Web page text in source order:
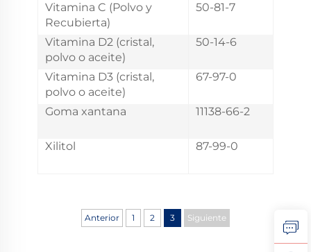
Vitamina C (Polvo y
Recubierta)
50-81-7
Vitamina D2 (cristal,
polvo o aceite)
50-14-6
Vitamina D3 (cristal,
polvo o aceite)
67-97-0
Goma xantana 11138-66-2
Xilitol 87-99-0
Anterior 1 2 3 Siguiente